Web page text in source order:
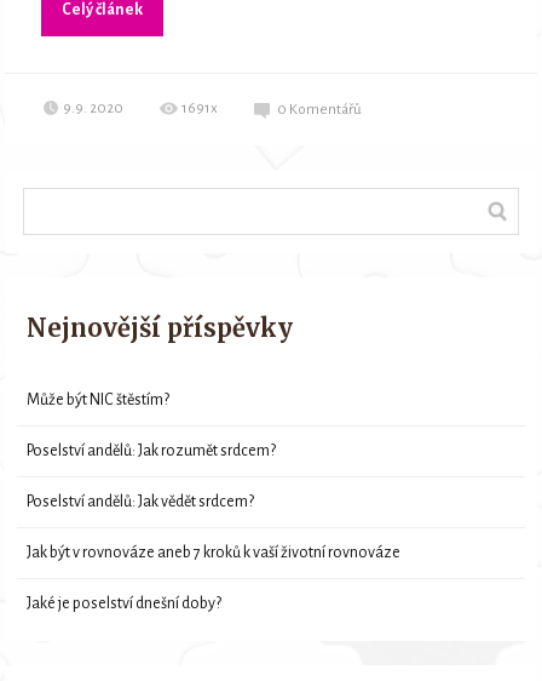
Celý článek
9.9. 2020 1691x 0 Komentářů
Nejnovější příspěvky
Může být NIC štěstím?
Poselství andělů: Jak rozumět srdcem?
Poselství andělů: Jak vědět srdcem?
Jak být v rovnováze aneb 7 kroků k vaší životní rovnováze
Jaké je poselství dnešní doby?